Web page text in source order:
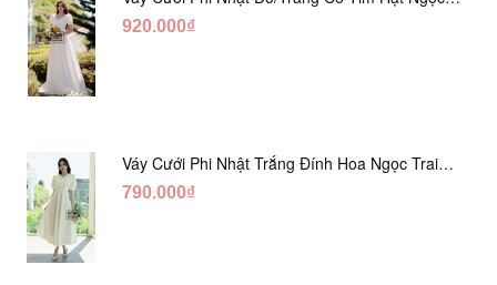
DC548
920.000₫
Váy Cưới Phi Nhật Trắng Đính Hoa Ngọc Trai
Lửng DC465
790.000₫